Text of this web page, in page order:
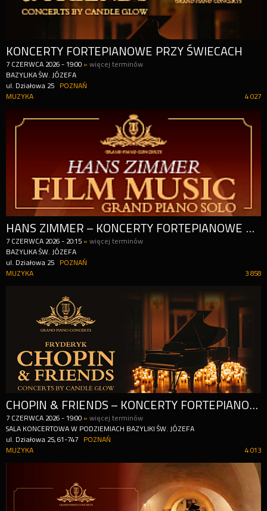
KONCERTY FORTEPIANOWE PRZY ŚWIECACH
7 CZERWCA 2026 -19:00 »więcej terminów
BAZYLIKA ŚW. JÓZEFA
ul. Działowa 25
POZNAŃ
4 027
MUZYKA
HANS ZIMMER – KONCERTY FORTEPIANOWE PRZY ŚWIECACH
7 CZERWCA 2026 - 20:15 »więcej terminów
BAZYLIKA ŚW. JÓZEFA
ul. Działowa 25
POZNAŃ
3 858
MUZYKA
CHOPIN & FRIENDS – KONCERTY FORTEPIANOWE PRZY ŚWIECACH
7 CZERWCA 2026 -19:00 »więcej terminów
SALA KONCERTOWA W PODZIEMIACH BAZYLIKI ŚW. JÓZEFA
ul. Działowa 25, 61-747
POZNAŃ
4 013
MUZYKA